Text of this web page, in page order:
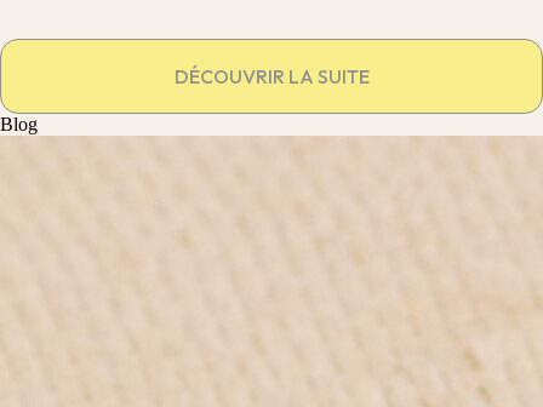
DÉCOUVRIR LA SUITE
Blog